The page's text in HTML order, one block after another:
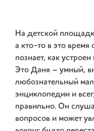
На детской
а кто-то в это время
познает, как устроен
Это Даня – умный,
любознательный
энциклопедии и
правильно. Он
вопросов и может